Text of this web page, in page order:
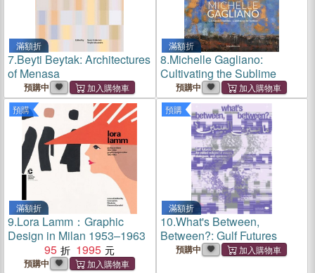
滿額折
7.Beyti Beytak: Architectures
of Menasa
預購中
滿額折
8.Michelle Gagliano:
Cultivating the Sublime
預購中
預購
滿額折
9.Lora Lamm：Graphic
Design in Milan 1953–1963
95
1995
預購中
預購
滿額折
10.What's Between,
Between?: Gulf Futures
預購中